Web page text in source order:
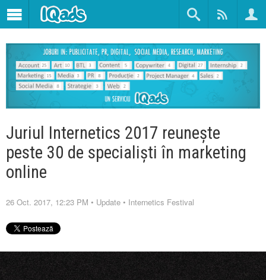
Juriul Internetics 2017 reuneşte
peste 30 de specialişti în marketing
online
26 Oct. 2017, 12:23 PM • Update • Internetics Festival